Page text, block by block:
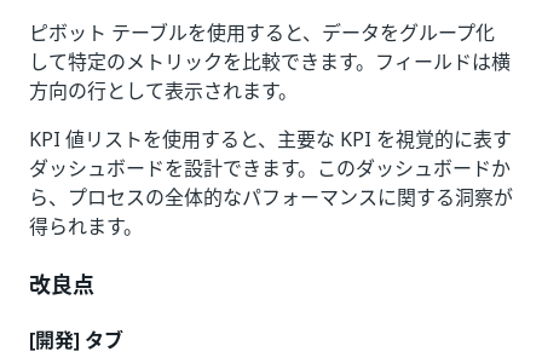
ピボット テーブルを使用すると、データをグループ化
して特定のメトリックを比較できます。フィールドは横
方向の行として表示されます。
KPI 値リストを使用すると、主要な KPI を視覚的に表す
ダッシュボードを設計できます。このダッシュボードか
ら、プロセスの全体的なパフォーマンスに関する洞察が
得られます。
改良点
[開発] タブ